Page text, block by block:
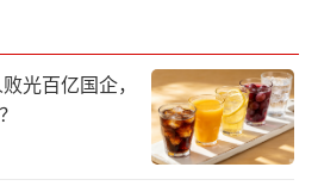
梅再次向港交所主板递交上
光百亿国企，